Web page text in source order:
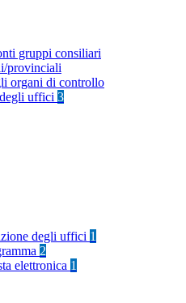
gruppi consiliari
provinciali
organi di controllo
uffici 3
degli uffici 1
2
elettronica 1